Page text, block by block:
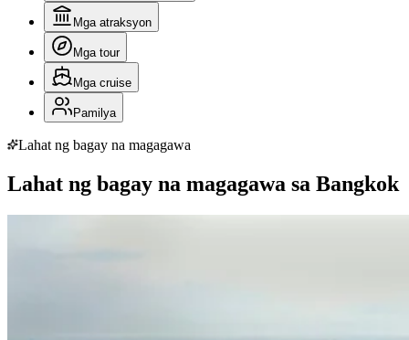
Mga atraksyon
Mga tour
Mga cruise
Pamilya
Lahat ng bagay na magagawa
Lahat ng bagay na magagawa sa Bangkok